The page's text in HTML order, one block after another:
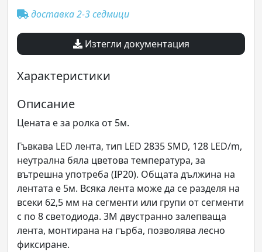
доставка 2-3 седмици
Изтегли документация
Характеристики
Описание
Цената е за ролка от 5м.
Гъвкава LED лента, тип LED 2835 SMD, 128 LED/m,
неутрална бяла цветова температура, за
вътрешна употреба (IP20). Общата дължина на
лентата е 5м. Всяка лента може да се разделя на
всеки 62,5 мм на сегменти или групи от сегменти
с по 8 светодиода. 3M двустранно залепваща
лента, монтирана на гърба, позволява лесно
фиксиране.